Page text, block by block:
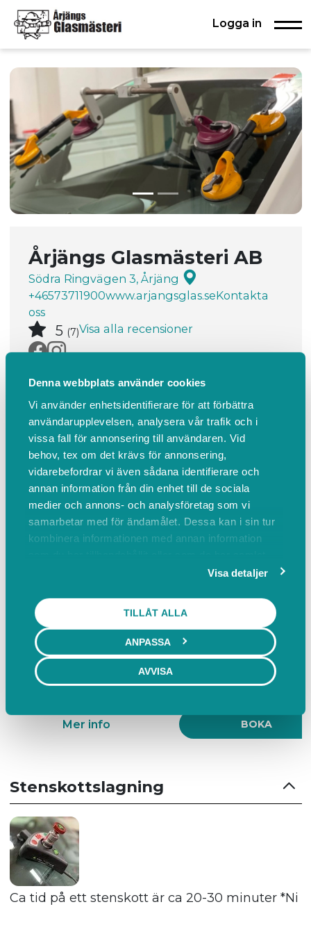
Denna webbplats använder cookies
Vi använder enhetsidentifierare för att förbättra
användarupplevelsen, analysera vår trafik och i
vissa fall för annonsering till användaren. Vid
behov, tex om det krävs för annonsering,
vidarebefordrar vi även sådana identifierare och
annan information från din enhet till de sociala
medier och annons- och analysföretag som vi
samarbetar med för ändamålet. Dessa kan i sin tur
kombinera informationen med annan information
Visa detaljer
TILLÅT ALLA
ANPASSA
AVVISA
Logga in
Årjängs Glasmästeri AB
Södra Ringvägen 3, Årjäng
+46573711900www.arjangsglas.seKontakta
oss
5 (7)Visa alla recensioner
Här kan du boka tid för Ru...
Läs mer
Boka Om oss Omdömen
Boka
Byte bilglas Stenskottslagning
OBS! Ca tidsåtgång för ett rutbyte är 4-5h.
BOKA
Mer info
Stenskottslagning
Ca tid på ett stenskott är ca 20-30 minuter *Ni